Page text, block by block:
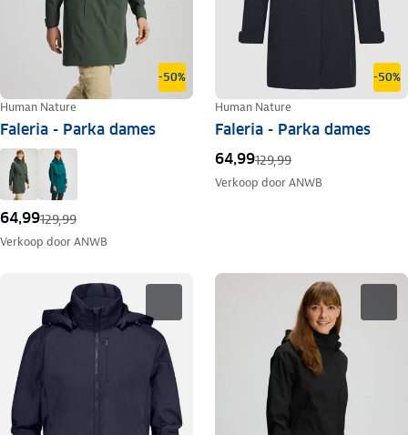
-50%
Human Nature
Faleria - Parka dames
64,99129,99
Verkoop doorANWB
-50%
Human Nature
Faleria - Parka dames
64,99129,99
Verkoop doorANWB